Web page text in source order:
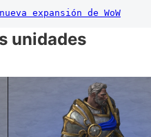
expansión de WoW
unidades